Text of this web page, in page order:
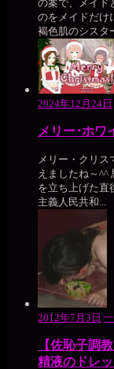
の案で、メイド
のをメイドだけ
褐色肌のシスタ
2024年12月24日
メリー･ホワ
メリー・クリ
えましたね～^^
を立ち上げた
主義人民共和...
2012年7月3日
【佐恥子調
精液のドレ